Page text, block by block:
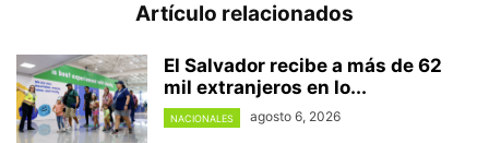
Artículo relacionados
El Salvador recibe a más de 62
mil extranjeros en lo...
NACIONALES agosto 6, 2026